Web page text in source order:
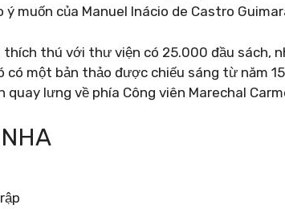
muốn của Manuel Inácio de Castro
thú với thư viện có 25.000 đầu sách,
có một bản thảo được chiếu sáng từ năm
quay lưng về phía Công viên Marechal